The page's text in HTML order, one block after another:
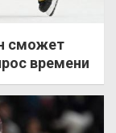
сможет
времени